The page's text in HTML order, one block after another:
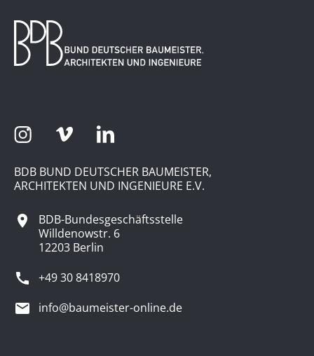
BDB BUND DEUTSCHER BAUMEISTER,
ARCHITEKTEN UND INGENIEURE E.V.
BDB-Bundesgeschäftsstelle
Willdenowstr. 6
12203 Berlin
+49 30 8418970
info@baumeister-online.de